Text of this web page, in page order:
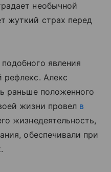
необычной
жуткий страх перед
явления
рефлекс. Алекс
раньше положенного
жизни провел в
жизнедеятельность,
обеспечивали при